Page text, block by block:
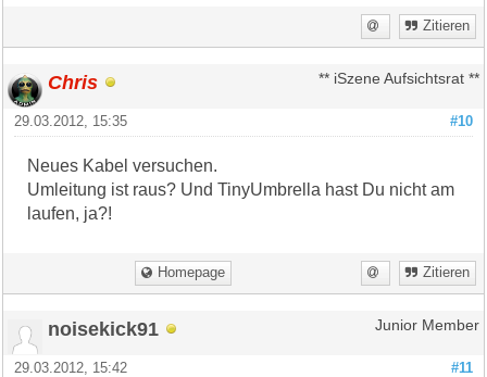
Zitieren
Chris ** iSzene Aufsichtsrat **
#10
29.03.2012, 15:35
Neues Kabel versuchen.
Umleitung ist raus? Und TinyUmbrella hast Du nicht am
laufen, ja?!
Homepage Zitieren
noisekick91 Junior Member
#11
29.03.2012, 15:42